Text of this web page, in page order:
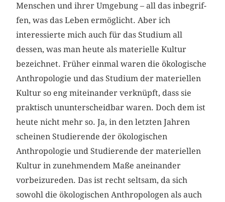
Menschen und ihrer Umgebung – all das inbegrif­
fen, was das Leben ermöglicht. Aber ich
interessierte mich auch für das Studium all
dessen, was man heute als materielle Kultur
bezeichnet. Früher einmal waren die ökologische
Anthropologie und das Studium der materiellen
Kultur so eng miteinander verknüpft, dass sie
praktisch ununterscheidbar waren. Doch dem ist
heute nicht mehr so. Ja, in den letzten Jahren
scheinen Studierende der ökologi­schen
Anthropologie und Studierende der materiellen
Kultur in zuneh­men­dem Maße aneinander
vorbeizureden. Das ist recht seltsam, da sich
sowohl die ökologischen Anthropologen als auch